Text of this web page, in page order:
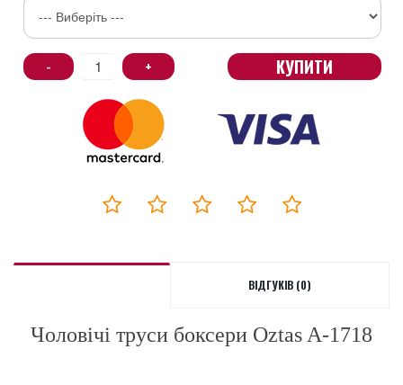
- + КУПИТИ
ВІДГУКІВ (0)
Чоловічі труси боксери Oztas A-1718